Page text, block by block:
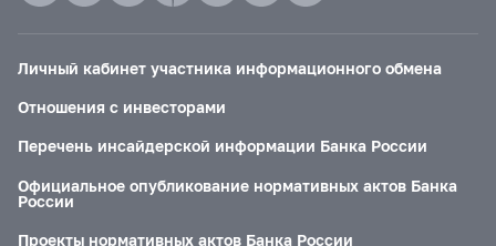
Личный кабинет участника информационного обмена
Отношения с инвесторами
Перечень инсайдерской информации Банка России
Официальное опубликование нормативных актов Банка
России
Проекты нормативных актов Банка России